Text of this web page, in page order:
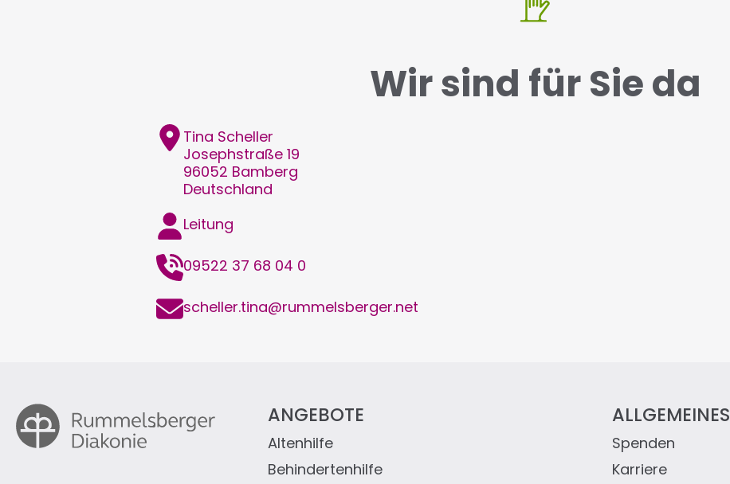
Wir sind für Sie da
Adresse
Tina Scheller
Josephstraße 19
96052 Bamberg
Deutschland
Funktion
Leitung
Telefon09522 37 68 04 0
E-
Mail
scheller.tina@rummelsberger.net
Fußzeile
ANGEBOTE
Altenhilfe
Behindertenhilfe
ALLGEMEINES
Spenden
Karriere